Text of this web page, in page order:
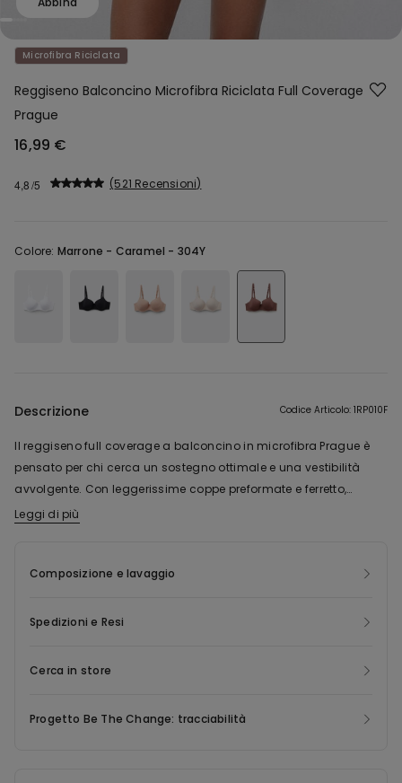
Microfibra Riciclata
Reggiseno Balconcino Microfibra Riciclata Full Coverage
Prague
16,99 €
4,8 521 Recensioni
Colore: Marrone - Caramel - 304Y
Descrizione Codice Articolo: 1RP010F
Il reggiseno full coverage a balconcino in microfibra Prague è
pensato per chi cerca un sostegno ottimale e una vestibilità
avvolgente. Con leggerissime coppe preformate e ferretto,
garantisce supporto e comfort anche per seni abbondanti,
Questo capo contiene nylon riciclato Econyl ®, rigenerato a
tappeti. Econyl ® ha le identiche caratteristiche del nylon
rifiuti altrimenti destinati allo smaltimento.
Leggi di più
Composizione e lavaggio
Spedizioni e Resi
Cerca in store
Progetto Be The Change: tracciabilità